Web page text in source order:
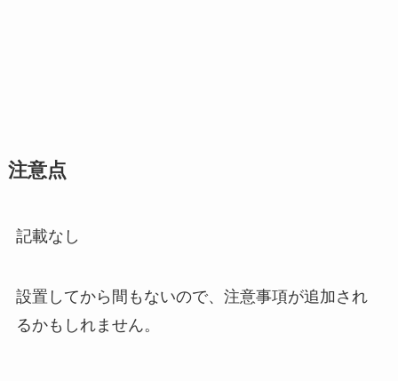
注意点
記載なし
設置してから間もないので、注意事項が追加され
るかもしれません。